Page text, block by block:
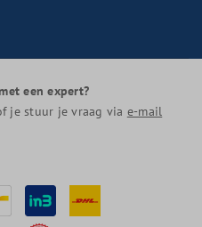
een expert?
je stuur je vraag via e-mail